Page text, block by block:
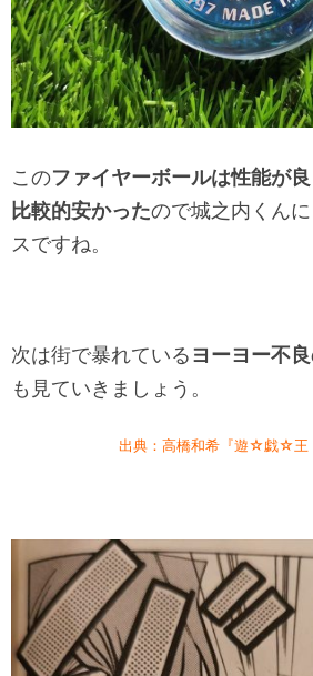
このファイヤーボールは性能が良
比較的安かったので城之内くん
スですね。
次は街で暴れているヨーヨー不
も見ていきましょう。
出典：高橋和希『遊☆戯☆王